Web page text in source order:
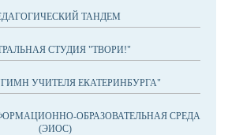
ТАНДЕМ
СТУДИЯ "ТВОРИ!"
УЧИТЕЛЯ ЕКАТЕРИНБУРГА"
ОБРАЗОВАТЕЛЬНАЯ СРЕДА
(ЭИОС)